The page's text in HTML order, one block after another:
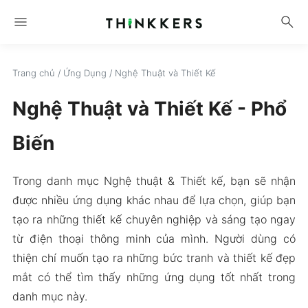
menu search
Trang chủ / Ứng Dụng / Nghệ Thuật và Thiết Kế
Nghệ Thuật và Thiết Kế - Phổ
Biến
Trong danh mục Nghệ thuật & Thiết kế, bạn sẽ nhận
được nhiều ứng dụng khác nhau để lựa chọn, giúp bạn
tạo ra những thiết kế chuyên nghiệp và sáng tạo ngay
từ điện thoại thông minh của mình. Người dùng có
thiện chí muốn tạo ra những bức tranh và thiết kế đẹp
mắt có thể tìm thấy những ứng dụng tốt nhất trong
danh mục này.